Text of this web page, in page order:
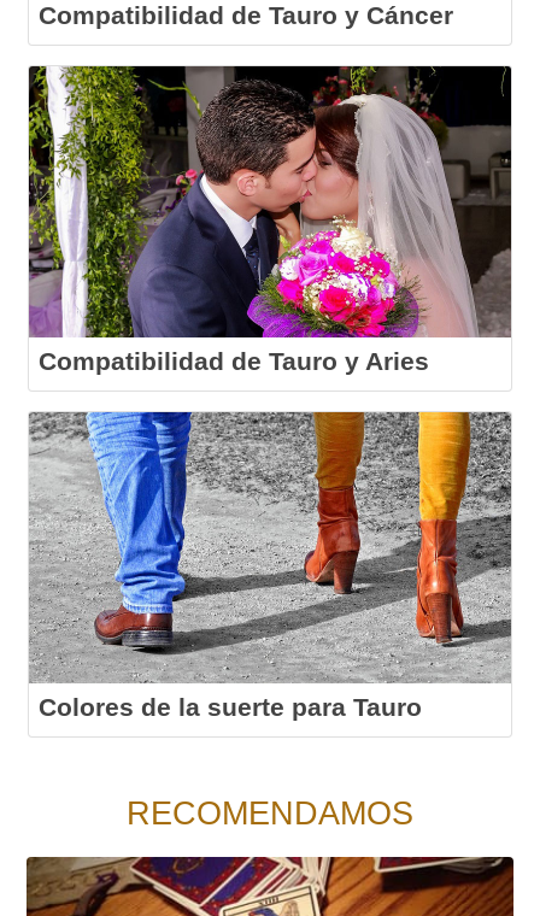
Compatibilidad de Tauro y Cáncer
Compatibilidad de Tauro y Aries
Colores de la suerte para Tauro
RECOMENDAMOS